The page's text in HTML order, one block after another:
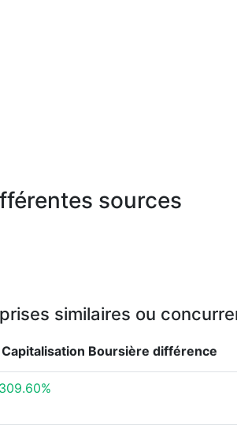
sources
similaires ou
Capitalisation Boursière différence
309.60%